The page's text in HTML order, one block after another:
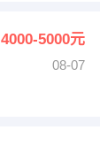
4000-5000元
08-07